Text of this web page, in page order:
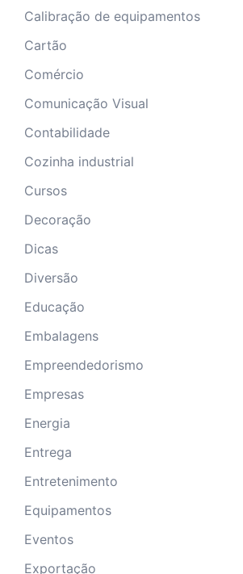
Calibração de equipamentos
Cartão
Comércio
Comunicação Visual
Contabilidade
Cozinha industrial
Cursos
Decoração
Dicas
Diversão
Educação
Embalagens
Empreendedorismo
Empresas
Energia
Entrega
Entretenimento
Equipamentos
Eventos
Exportação